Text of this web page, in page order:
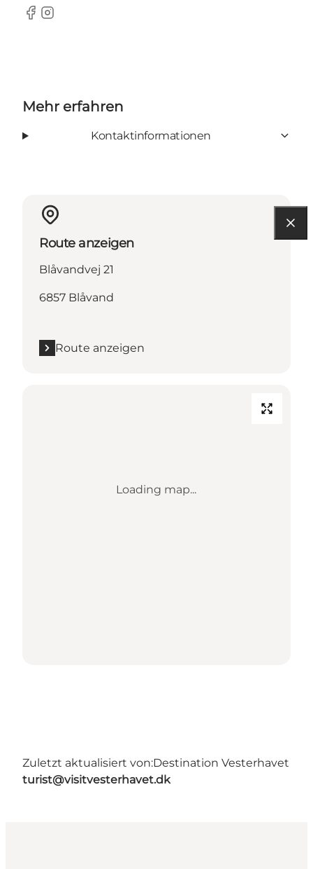
Facebook
Instagram
Mehr erfahren
Kontaktinformationen
Route anzeigen
Blåvandvej 21
6857 Blåvand
Route anzeigen
Loading map...
Zuletzt aktualisiert von:Destination Vesterhavet
turist@visitvesterhavet.dk